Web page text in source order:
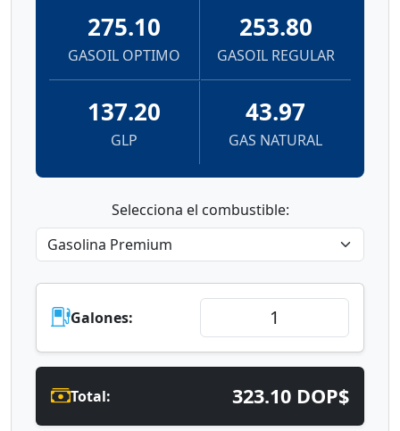
275.10
GASOIL OPTIMO
253.80
GASOIL REGULAR
137.20
GLP
43.97
GAS NATURAL
Selecciona el combustible:
Galones:
Total: 323.10 DOP$